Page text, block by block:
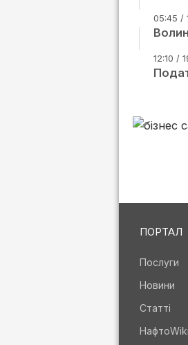
05:45 /
12:10 /
ПОРТАЛ
Послуги
Новини
Статті
НафтоWiki